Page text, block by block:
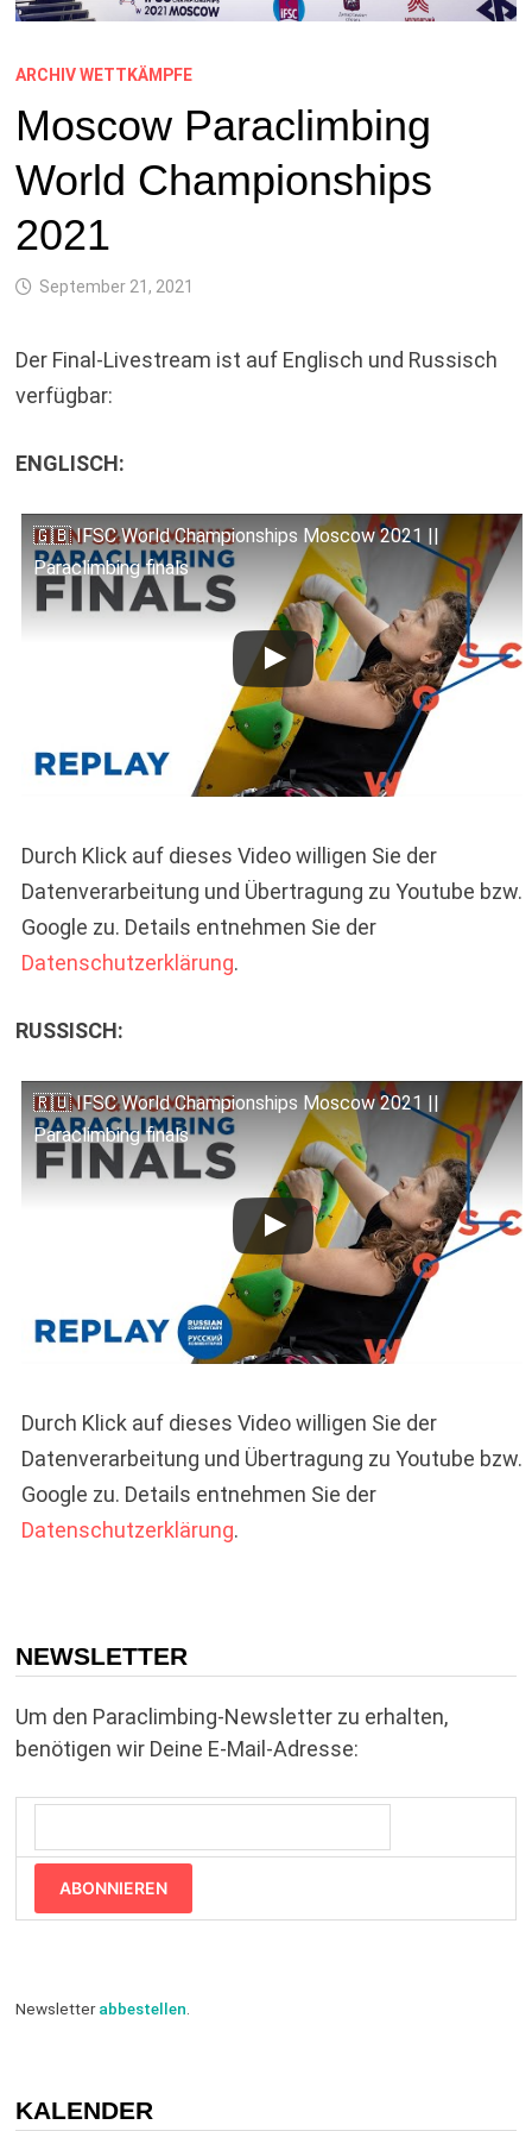
ARCHIV WETTKÄMPFE
Moscow Paraclimbing
World Championships
2021
September 21, 2021
Der Final-Livestream ist auf Englisch und Russisch
verfügbar:
ENGLISCH:
🇬🇧 IFSC World Championships Moscow 2021 ||
Paraclimbing finals
Durch Klick auf dieses Video willigen Sie der
Datenverarbeitung und Übertragung zu Youtube bzw.
Google zu. Details entnehmen Sie der
Datenschutzerklärung.
RUSSISCH:
🇷🇺 IFSC World Championships Moscow 2021 ||
Paraclimbing finals
Durch Klick auf dieses Video willigen Sie der
Datenverarbeitung und Übertragung zu Youtube bzw.
Google zu. Details entnehmen Sie der
Datenschutzerklärung.
NEWSLETTER
Um den Paraclimbing-Newsletter zu erhalten,
benötigen wir Deine E-Mail-Adresse:
ABONNIEREN
Newsletterabbestellen
KALENDER